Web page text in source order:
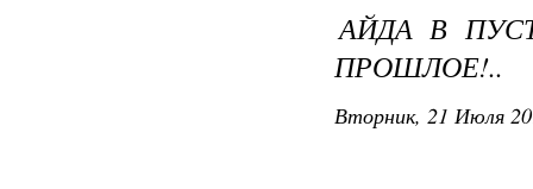
АЙДА В
ПРОШЛОЕ!..
Вторник, 21 Июля